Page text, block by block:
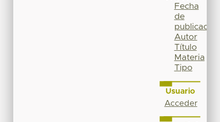
Fecha
de
publicación
Autor
Título
Materia
Tipo
Usuario
Acceder